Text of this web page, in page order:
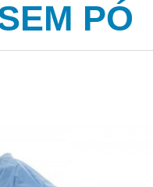
PÓ